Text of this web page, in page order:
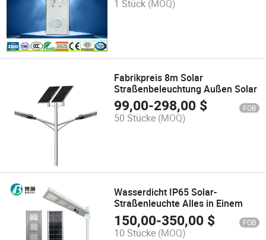
1 Stück (MOQ)
Fabrikpreis 8m Solar
Straßenbeleuchtung Außen Solar
99,00-298,00 $ FOB
50 Stücke (MOQ)
Wasserdicht IP65 Solar-
Straßenleuchte Alles in Einem
150,00-350,00 $ FOB
10 Stücke (MOQ)